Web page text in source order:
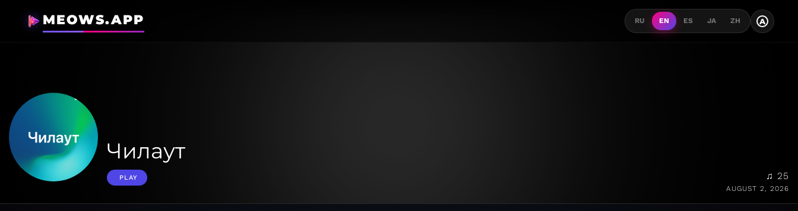
MEOWS.APP RU EN ES JA ZH A
Чилаут
PLAY ♫ 25
AUGUST 2, 2026